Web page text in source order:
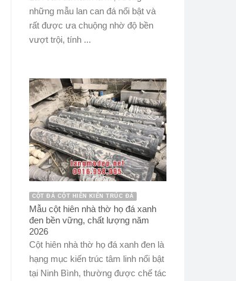
những mẫu lan can đá nổi bật và
rất được ưa chuộng nhờ độ bền
vượt trội, tính ...
CỘT ĐÁ CỘT HIÊN KIẾN TRÚC ĐÁ
Mẫu cột hiên nhà thờ họ đá xanh
đen bền vững, chất lượng năm
2026
Cột hiên nhà thờ họ đá xanh đen là
hạng mục kiến trúc tâm linh nổi bật
tại Ninh Bình, thường được chế tác